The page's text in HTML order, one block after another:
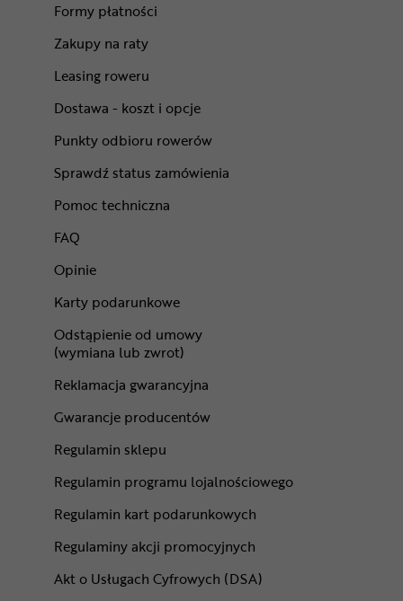
Formy płatności
Zakupy na raty
Leasing roweru
Dostawa - koszt i opcje
Punkty odbioru rowerów
Sprawdź status zamówienia
Pomoc techniczna
FAQ
Opinie
Karty podarunkowe
Odstąpienie od umowy
(wymiana lub zwrot)
Reklamacja gwarancyjna
Gwarancje producentów
Regulamin sklepu
Regulamin programu lojalnościowego
Regulamin kart podarunkowych
Regulaminy akcji promocyjnych
Akt o Usługach Cyfrowych (DSA)